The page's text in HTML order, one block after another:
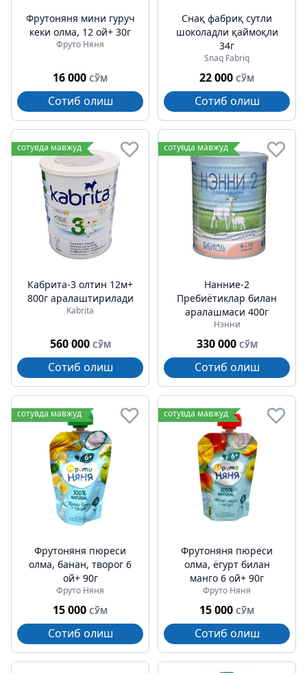
Фрутоняня мини гуруч
кеки олма, 12 ой+ 30г
Фруто Няня
16 000 СЎМ
Сотиб олиш
Снақ фабриқ сутли
шоколадли қаймоқли
34г
Snaq Fabriq
22 000 СЎМ
Сотиб олиш
сотувда мавжуд
Кабрита-3 олтин 12м+
800г аралаштирилади
Kabrita
560 000 СЎМ
Сотиб олиш
сотувда мавжуд
Нанние-2
Пребиётиклар билан
аралашмаси 400г
Нэнни
330 000 СЎМ
Сотиб олиш
сотувда мавжуд
Фрутоняня пюреси
олма, банан, творог 6
ой+ 90г
Фруто Няня
15 000 СЎМ
Сотиб олиш
сотувда мавжуд
Фрутоняня пюреси
олма, ёгурт билан
манго 6 ой+ 90г
Фруто Няня
15 000 СЎМ
Сотиб олиш